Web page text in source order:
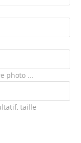
photo ...
taille